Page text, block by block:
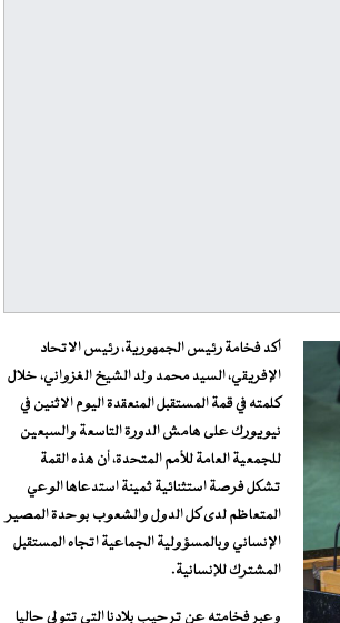
أكد فخامة رئيس الجمهورية، رئيس الاتحاد
الإفريقي، السيد محمد ولد الشيخ الغزواني، خلال
كلمته في قمة المستقبل المنعقدة اليوم الاثنين في
نيويورك على هامش الدورة التاسعة والسبعين
للجمعية العامة للأمم المتحدة، أن هذه القمة
تشكل فرصة استثنائية ثمينة استدعاها الوعي
المتعاظم لدى كل الدول والشعوب بوحدة المصير
الإنساني وبالمسؤولية الجماعية اتجاه المستقبل
المشترك للإنسانية.
وعبر فخامته عن ترحيب بلادنا التي تتولى حاليا